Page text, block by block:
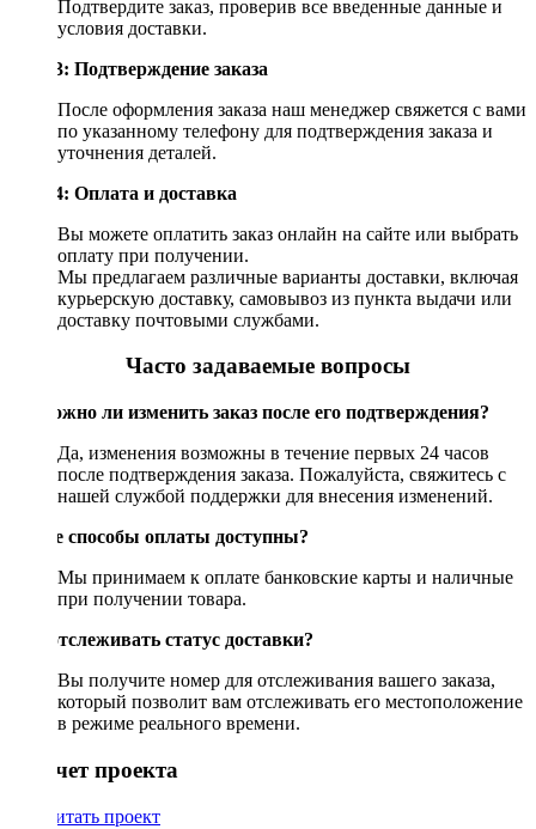
Подтвердите заказ, проверив все введенные данные и
условия доставки.
Шаг 3: Подтверждение заказа
После оформления заказа наш менеджер свяжется с вами
по указанному телефону для подтверждения заказа и
уточнения деталей.
Шаг 4: Оплата и доставка
Вы можете оплатить заказ онлайн на сайте или выбрать
оплату при получении.
Мы предлагаем различные варианты доставки, включая
курьерскую доставку, самовывоз из пункта выдачи или
доставку почтовыми службами.
Часто задаваемые вопросы
Возможно ли изменить заказ после его подтверждения?
Да, изменения возможны в течение первых 24 часов
после подтверждения заказа. Пожалуйста, свяжитесь с
нашей службой поддержки для внесения изменений.
Какие способы оплаты доступны?
Мы принимаем к оплате банковские карты и наличные
при получении товара.
Как отслеживать статус доставки?
Вы получите номер для отслеживания вашего заказа,
который позволит вам отслеживать его местоположение
в режиме реального времени.
Рассчет проекта
Рассчитать проект